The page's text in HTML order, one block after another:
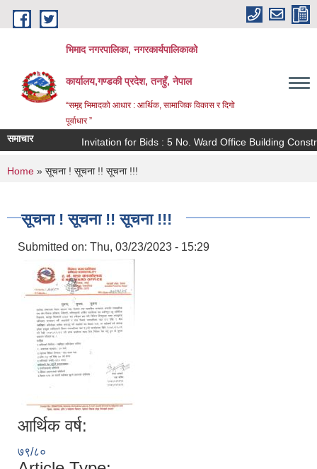
Skip to main content
भिमाद नगरपालिका, नगरकार्यपालिकाको
कार्यालय,गण्डकी प्रदेश, तनहुँ, नेपाल
“समृद्द भिमादको आधार : आर्थिक, सामाजिक विकास र दिगो
पूर्वाधार ”
समाचार Invitation for Bids : 5 No. Ward Office Building
You are here
Home » सूचना ! सूचना !! सूचना !!!
सूचना ! सूचना !! सूचना !!!
Submitted on: Thu, 03/23/2023 - 15:29
आर्थिक वर्ष:
७९/८०